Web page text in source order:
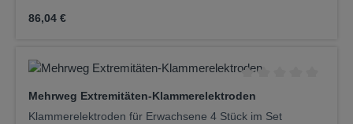
Regulärer Preis:
86,04 €
Durchschnittliche
Mehrweg Extremitäten-Klammerelektroden
Klammerelektroden für Erwachsene 4 Stück im Set